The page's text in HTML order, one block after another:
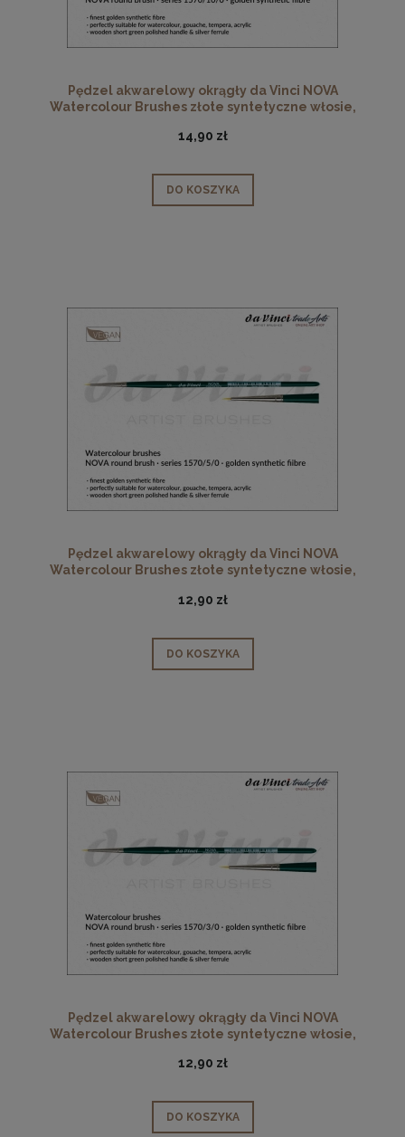
Pędzel akwarelowy okrągły da Vinci NOVA
Watercolour Brushes złote syntetyczne włosie,
14,90 zł
DO KOSZYKA
Pędzel akwarelowy okrągły da Vinci NOVA
Watercolour Brushes złote syntetyczne włosie,
12,90 zł
DO KOSZYKA
Pędzel akwarelowy okrągły da Vinci NOVA
Watercolour Brushes złote syntetyczne włosie,
12,90 zł
DO KOSZYKA